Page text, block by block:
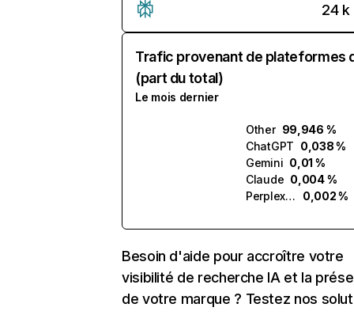
24 k
Trafic provenant de plateformes
(part du total)
Le mois dernier
Other 99,946 %
ChatGPT 0,038 %
Gemini 0,01 %
Claude 0,004 %
Perplexity
0,002 %
Besoin d'aide pour accroître votre
visibilité de recherche IA et la
de votre marque ? Testez nos